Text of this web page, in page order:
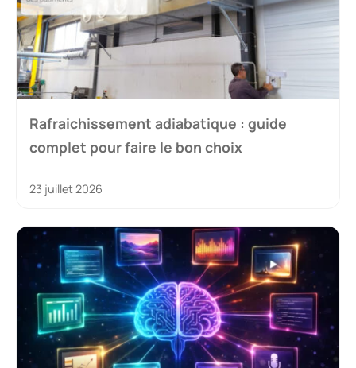
Rafraichissement adiabatique : guide
complet pour faire le bon choix
23 juillet 2026